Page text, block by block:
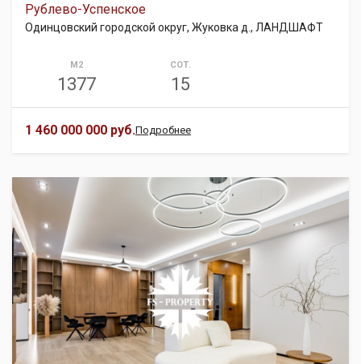
Рублево-Успенское
Одинцовский городской округ, Жуковка д., ЛАНДШАФТ
М2
1377
СОТ.
15
1 460 000 000 руб.Подробнее